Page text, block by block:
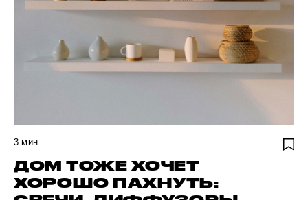
3 мин
ДОМ ТОЖЕ ХОЧЕТ
ХОРОШО ПАХНУТЬ: